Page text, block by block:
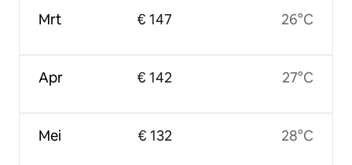
Mrt
Apr
Mei
€ 147
€ 142
€ 132
26°C
27°C
28°C